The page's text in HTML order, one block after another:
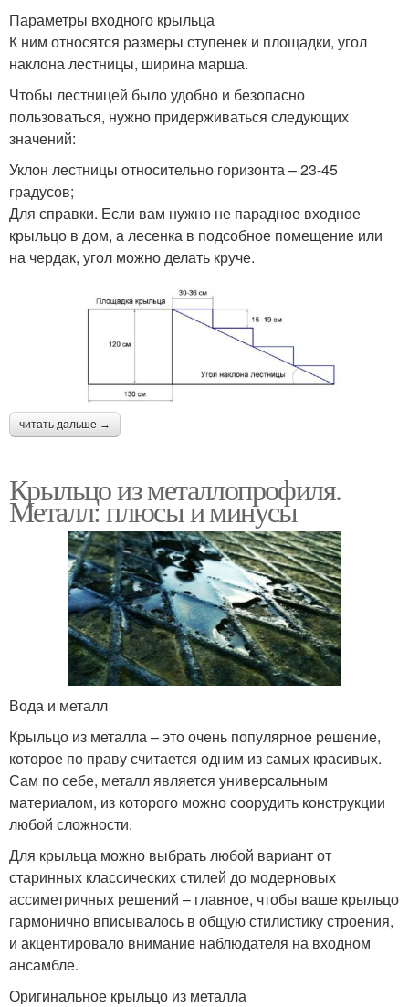
Параметры входного крыльца
К ним относятся размеры ступенек и площадки, угол
наклона лестницы, ширина марша.
Чтобы лестницей было удобно и безопасно
пользоваться, нужно придерживаться следующих
значений:
Уклон лестницы относительно горизонта – 23-45
градусов;
Для справки. Если вам нужно не парадное входное
крыльцо в дом, а лесенка в подсобное помещение или
на чердак, угол можно делать круче.
читать дальше →
Крыльцо из металлопрофиля.
Металл: плюсы и минусы
Вода и металл
Крыльцо из металла – это очень популярное решение,
которое по праву считается одним из самых красивых.
Сам по себе, металл является универсальным
материалом, из которого можно соорудить конструкции
любой сложности.
Для крыльца можно выбрать любой вариант от
старинных классических стилей до модерновых
ассиметричных решений – главное, чтобы ваше крыльцо
гармонично вписывалось в общую стилистику строения,
и акцентировало внимание наблюдателя на входном
ансамбле.
Оригинальное крыльцо из металла